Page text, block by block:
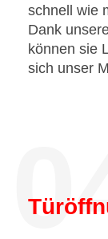
schnell wie
Dank
können sie
sich unser